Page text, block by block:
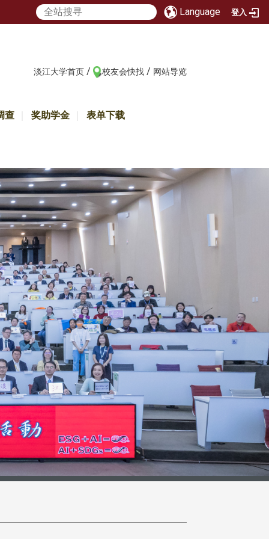
Language 登入
淡江大学首页 / 校友会快找 / 网站导览
查 奖助学金 表单下载